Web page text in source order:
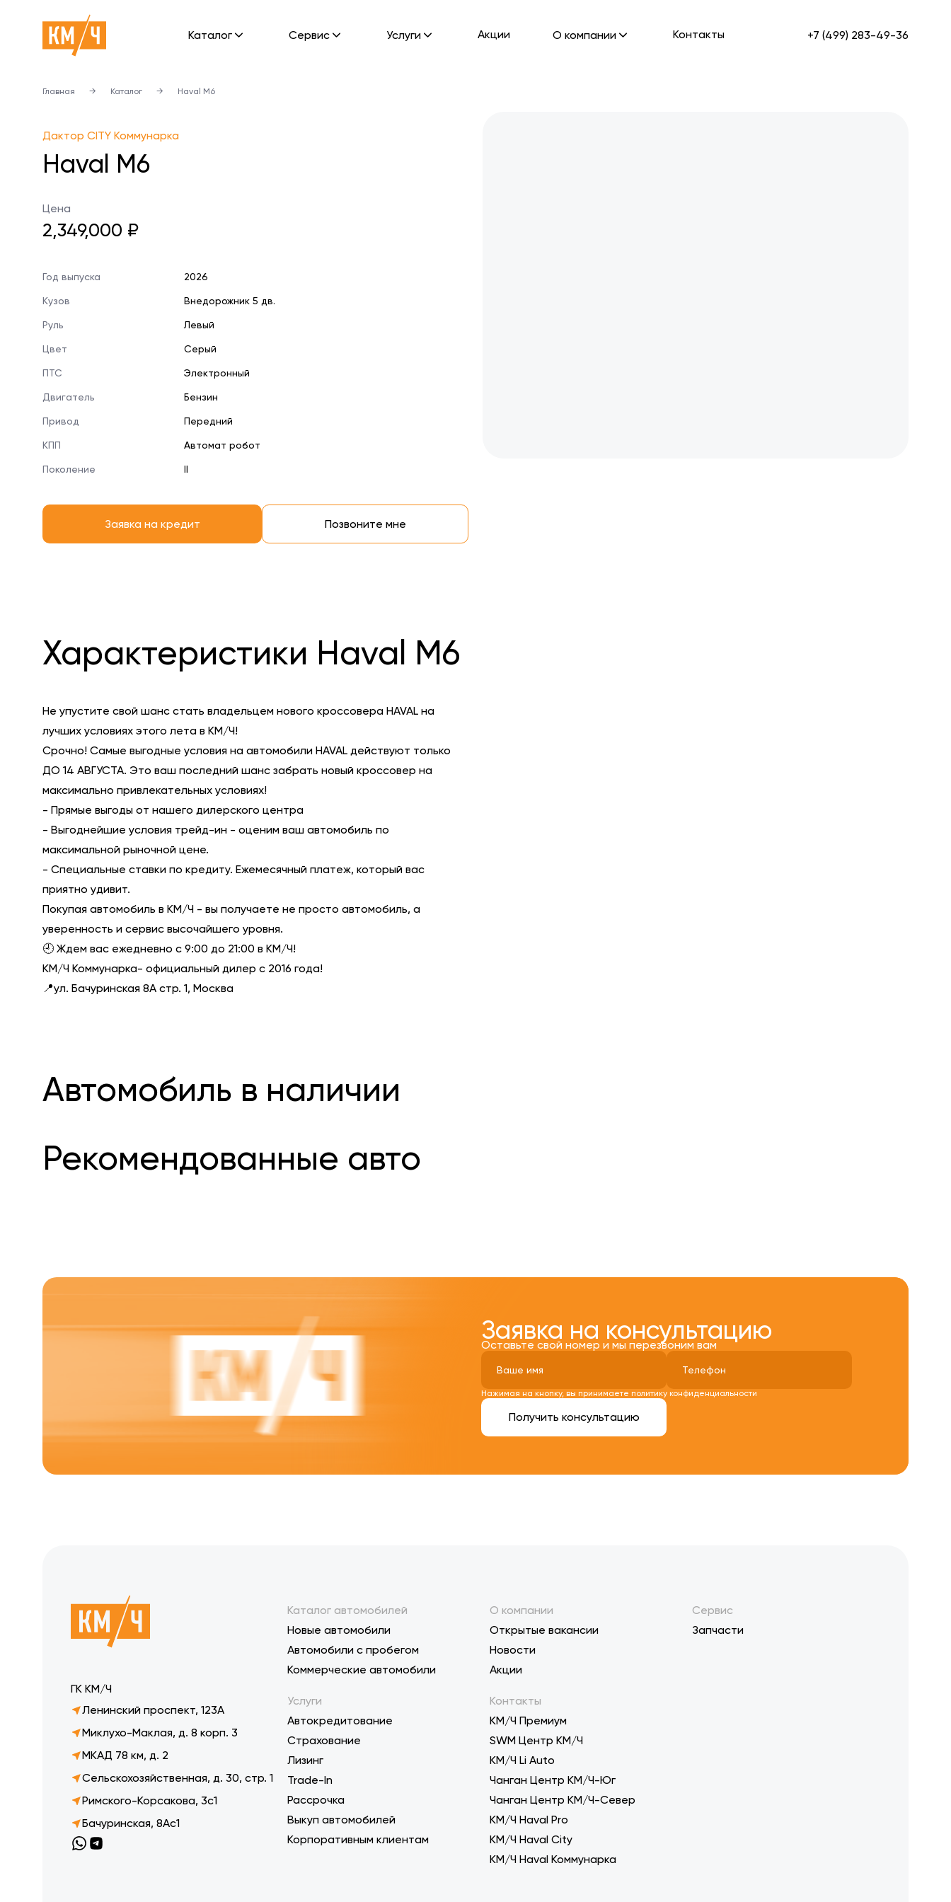
Каталог Cервис Услуги Акции О компании Контакты +7 (499) 283-49-36
Главная → Каталог → Haval M6
Дактор CITY Коммунарка
Haval M6
Цена
2,349,000 ₽
Год выпуска 2026
Кузов Внедорожник 5 дв.
Руль Левый
Цвет Серый
ПТС Электронный
Двигатель Бензин
Привод Передний
КПП Автомат робот
Поколение II
Заявка на кредит Позвоните мне
Характеристики Haval M6
Не упустите свой шанс стать владельцем нового кроссовера HAVAL на
лучших условиях этого лета в КМ/Ч!
Срочно! Самые выгодные условия на автомобили HAVAL действуют только
ДО 14 АВГУСТА. Это ваш последний шанс забрать новый кроссовер на
максимально привлекательных условиях!
- Прямые выгоды от нашего дилерского центра
- Выгоднейшие условия трейд-ин - оценим ваш автомобиль по
максимальной рыночной цене.
- Специальные ставки по кредиту. Ежемесячный платеж, который вас
приятно удивит.
Покупая автомобиль в КМ/Ч - вы получаете не просто автомобиль, а
уверенность и сервис высочайшего уровня.
🕘 Ждем вас ежедневно с 9:00 до 21:00 в КМ/Ч!
КМ/Ч Коммунарка- официальный дилер с 2016 года!
📍ул. Бачуринская 8А стр. 1, Москва
Автомобиль в наличии
Рекомендованные авто
Заявка на консультацию
Оставьте свой номер и мы перезвоним вам
Нажимая на кнопку, вы принимаете политику конфиденциальности
Получить консультацию
ГК КМ/Ч
Ленинский проспект, 123А
Миклухо-Маклая, д. 8 корп. 3
МКАД 78 км, д. 2
Сельскохозяйственная, д. 30, стр. 1
Римского-Корсакова, 3с1
Бачуринская, 8Ас1
Каталог автомобилей
Новые автомобили
Автомобили с пробегом
Коммерческие автомобили
Услуги
Автокредитование
Страхование
Лизинг
Trade-In
Рассрочка
Выкуп автомобилей
Корпоративным клиентам
О компании
Открытые вакансии
Новости
Акции
Контакты
КМ/Ч Премиум
SWM Центр КМ/Ч
KM/Ч Li Auto
Чанган Центр КМ/Ч-Юг
Чанган Центр КМ/Ч-Север
КМ/Ч Haval Pro
КМ/Ч Haval City
КМ/Ч Haval Коммунарка
Сервис
Запчасти